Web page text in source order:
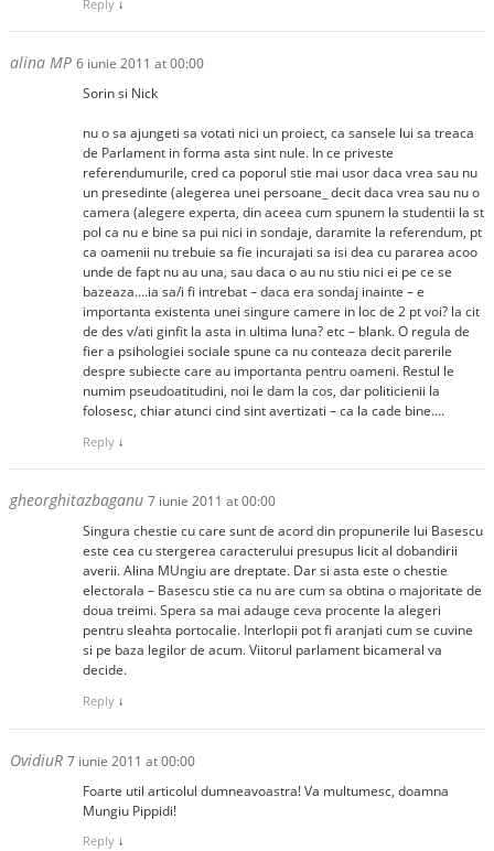
Reply ↓
alina MP 6 iunie 2011 at 00:00
Sorin si Nick
nu o sa ajungeti sa votati nici un proiect, ca sansele lui sa treaca
de Parlament in forma asta sint nule. In ce priveste
referendumurile, cred ca poporul stie mai usor daca vrea sau nu
un presedinte (alegerea unei persoane_ decit daca vrea sau nu o
camera (alegere experta, din aceea cum spunem la studentii la st
pol ca nu e bine sa pui nici in sondaje, daramite la referendum, pt
ca oamenii nu trebuie sa fie incurajati sa isi dea cu pararea acoo
unde de fapt nu au una, sau daca o au nu stiu nici ei pe ce se
bazeaza….ia sa/i fi intrebat – daca era sondaj inainte – e
importanta existenta unei singure camere in loc de 2 pt voi? la cit
de des v/ati ginfit la asta in ultima luna? etc – blank. O regula de
fier a psihologiei sociale spune ca nu conteaza decit parerile
despre subiecte care au importanta pentru oameni. Restul le
numim pseudoatitudini, noi le dam la cos, dar politicienii la
folosesc, chiar atunci cind sint avertizati – ca la cade bine….
Reply ↓
gheorghitazbaganu 7 iunie 2011 at 00:00
Singura chestie cu care sunt de acord din propunerile lui Basescu
este cea cu stergerea caracterului presupus licit al dobandirii
averii. Alina MUngiu are dreptate. Dar si asta este o chestie
electorala – Basescu stie ca nu are cum sa obtina o majoritate de
doua treimi. Spera sa mai adauge ceva procente la alegeri
pentru sleahta portocalie. Interlopii pot fi aranjati cum se cuvine
si pe baza legilor de acum. Viitorul parlament bicameral va
decide.
Reply ↓
OvidiuR 7 iunie 2011 at 00:00
Foarte util articolul dumneavoastra! Va multumesc, doamna
Mungiu Pippidi!
Reply ↓